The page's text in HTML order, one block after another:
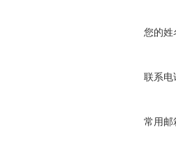
您的姓
联系电
常用邮